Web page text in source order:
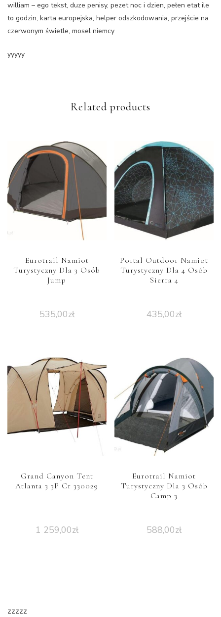
william – ego tekst, duze penisy, pezet noc i dzien, pełen etat ile
to godzin, karta europejska, helper odszkodowania, przejście na
czerwonym świetle, mosel niemcy
yyyyy
Related products
Eurotrail Namiot
Turystyczny Dla 3 Osób
Jump
535,00zł
Portal Outdoor Namiot
Turystyczny Dla 4 Osób
Sierra 4
435,00zł
Grand Canyon Tent
Atlanta 3 3P Cr 330029
1 259,00zł
Eurotrail Namiot
Turystyczny Dla 3 Osób
Camp 3
588,00zł
zzzzz